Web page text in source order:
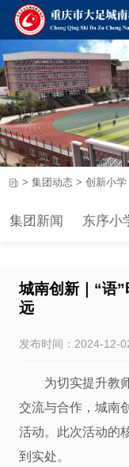
集团新闻 东序小
> 集团动态> 创新小学
城南创新｜“语
远
发布时间：2024-12-
为切实提升教师
交流与合作，城南
活动。此次活动的
到实处。